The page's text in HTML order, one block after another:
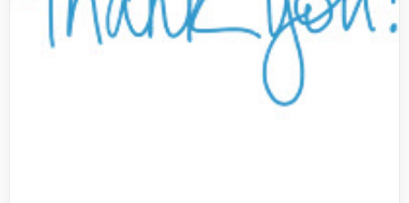
ngoài, nên tiến trình được hoàn tất đúng như hợp đồng ký
kết. Khi bạn bè hỏi chúng tôi về dịch vụ định cư, bằng
Mỹ HàKhách hàng Kornova Thành Công Nhận Được Visa